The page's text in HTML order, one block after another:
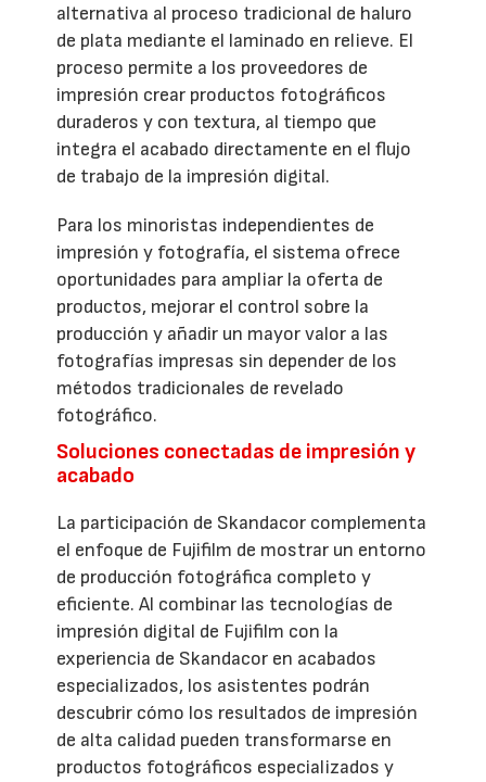
alternativa al proceso tradicional de haluro
de plata mediante el laminado en relieve. El
proceso permite a los proveedores de
impresión crear productos fotográficos
duraderos y con textura, al tiempo que
integra el acabado directamente en el flujo
de trabajo de la impresión digital.
Para los minoristas independientes de
impresión y fotografía, el sistema ofrece
oportunidades para ampliar la oferta de
productos, mejorar el control sobre la
producción y añadir un mayor valor a las
fotografías impresas sin depender de los
métodos tradicionales de revelado
fotográfico.
Soluciones conectadas de impresión y
acabado
La participación de Skandacor complementa
el enfoque de Fujifilm de mostrar un entorno
de producción fotográfica completo y
eficiente. Al combinar las tecnologías de
impresión digital de Fujifilm con la
experiencia de Skandacor en acabados
especializados, los asistentes podrán
descubrir cómo los resultados de impresión
de alta calidad pueden transformarse en
productos fotográficos especializados y